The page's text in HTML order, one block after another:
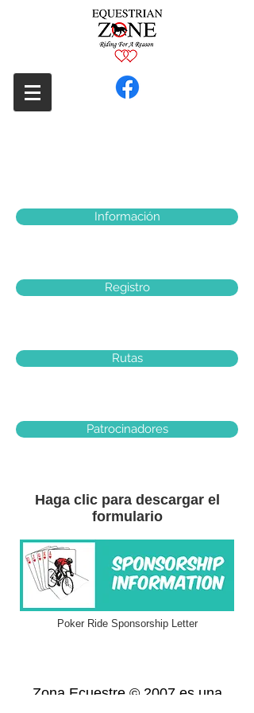
Información
Registro
Rutas
Patrocinadores
Haga clic para descargar el
formulario
Poker Ride Sponsorship Letter
Zona Ecuestre © 2007 es una